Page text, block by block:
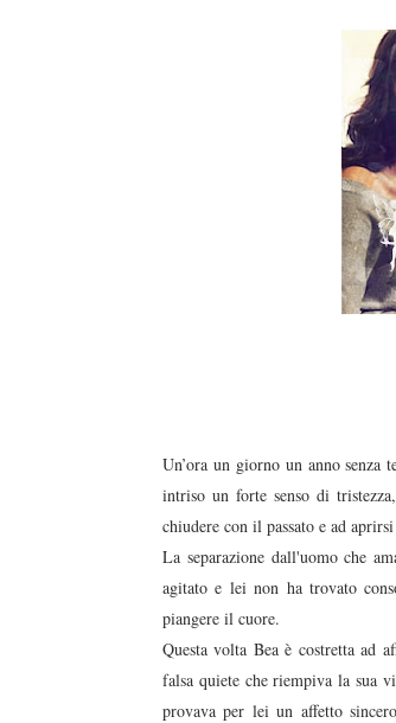
Un’ora un giorno un anno senza
intriso un forte senso di
chiudere con il passato e ad
La separazione dall'uomo che
agitato e lei non ha trovato
piangere il cuore.
Questa volta Bea è costretta ad
falsa quiete che riempiva la sua
provava per lei un affetto